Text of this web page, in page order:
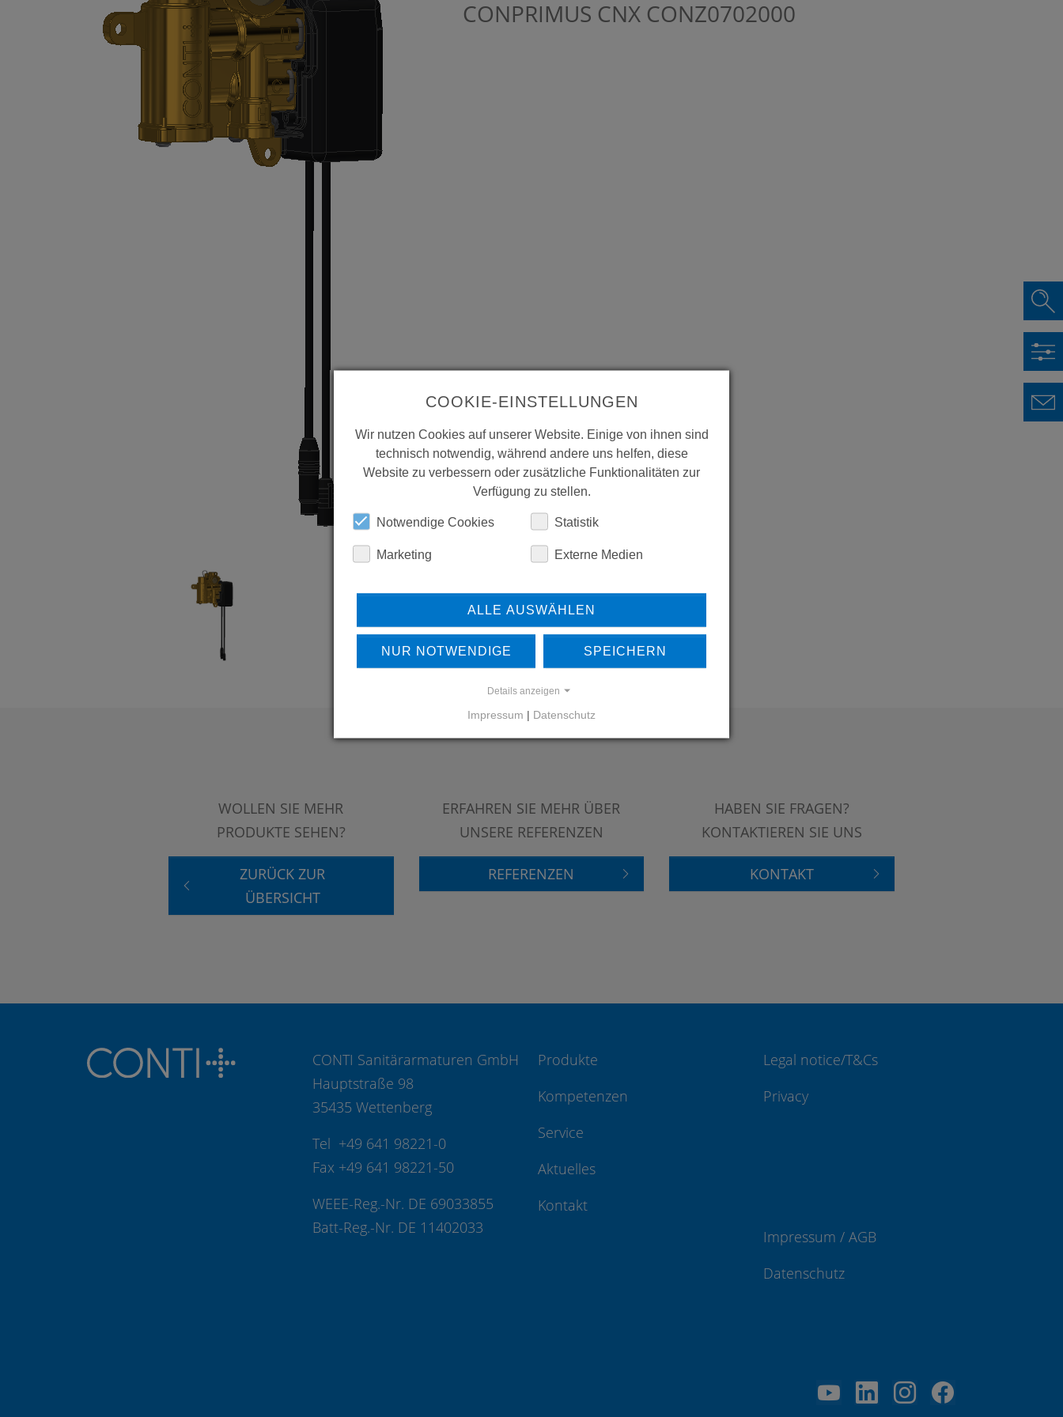
CONPRIMUS CNX CONZ0702000
WOLLEN SIE MEHR
PRODUKTE SEHEN?
ZURÜCK ZUR
ÜBERSICHT
ERFAHREN SIE MEHR ÜBER
UNSERE REFERENZEN
REFERENZEN
HABEN SIE FRAGEN?
KONTAKTIEREN SIE UNS
KONTAKT
CONTI Sanitärarmaturen GmbH
Hauptstraße 98
35435 Wettenberg
Tel +49 641 98221-0
Fax +49 641 98221-50
WEEE-Reg.-Nr. DE 69033855
Batt-Reg.-Nr. DE 11402033
Produkte
Kompetenzen
Service
Aktuelles
Kontakt
Legal notice/T&Cs
Privacy
Impressum / AGB
Datenschutz
COOKIE-EINSTELLUNGEN
Wir nutzen Cookies auf unserer Website. Einige von ihnen sind
technisch notwendig, während andere uns helfen, diese
Website zu verbessern oder zusätzliche Funktionalitäten zur
Verfügung zu stellen.
Notwendige Cookies Statistik
Marketing Externe Medien
ALLE AUSWÄHLEN
NUR NOTWENDIGE SPEICHERN
Details anzeigen
Impressum | Datenschutz